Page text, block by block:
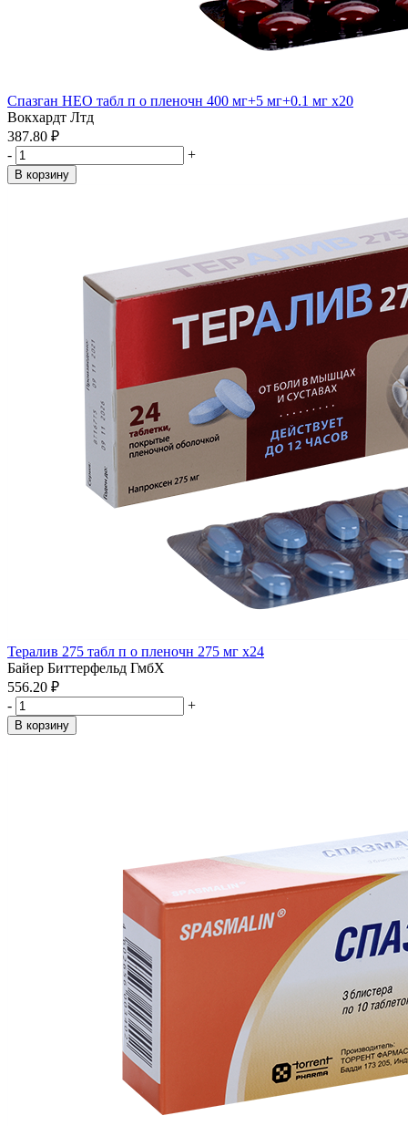
Спазган НЕО табл п о пленочн 400 мг+5 мг+0.1 мг x20
Вокхардт Лтд
387.80 ₽
-
+
В корзину
Тералив 275 табл п о пленочн 275 мг x24
Байер Биттерфельд ГмбХ
556.20 ₽
-
+
В корзину